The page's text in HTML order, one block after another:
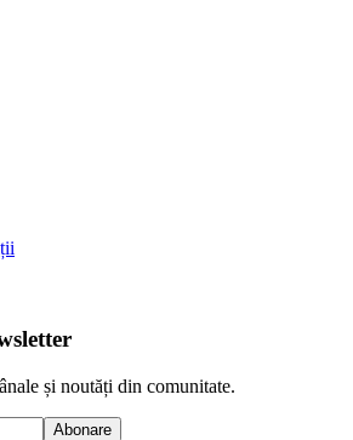
și noutăți din comunitate.
Abonare